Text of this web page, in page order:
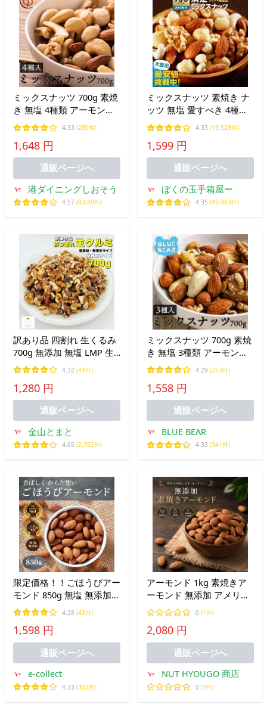
ミックスナッツ 700g 素焼
き 無塩 4種類 アーモンド
カシューナッツ クルミ マ
カダミアナッツ 食塩不使
用 ナッツ お中元 御中元
爆買
4.33 (280件)
1,648 円
通販ページへ
港ダイニングしおそう
4.57 (8,039件)
ミックスナッツ 素焼き ナ
ッツ 無塩 愛すべき 4種の
ナッツ 満足ミックスナッ
ツ 700g クルミ アーモンド
マカダミア 無添加 大容量
業務用 小分け ポイント利
4.33 (19,528件)
1,599 円
通販ページへ
ぼくの玉手箱屋ー
4.35 (49,983件)
訳あり品 四割れ 生くるみ
700g 無添加 無塩 LMP 生
だから栄養たっぷり。 製
菓やパンなどにも便利なサ
イズ もちろんそのままそ
のまま食べることもできま
4.32 (44件)
1,280 円
通販ページへ
金山とまと
4.65 (2,762件)
ミックスナッツ 700g 素焼
き 無塩 3種類 アーモンド
カシューナッツ クルミ 食
塩不使用 ナッツ お中元 御
中元 爆買
4.29 (263件)
1,558 円
通販ページへ
BLUE BEAR
4.33 (341件)
限定価格！！ごほうびアー
モンド 850g 無塩 無添加
USエクストラNo1 ノンパ
レル ナッツ ロースト 素焼
きアーモンド 大容量 ダイ
エット チャック付
4.28 (43件)
1,598 円
通販ページへ
e-collect
4.33 (302件)
アーモンド 1kg 素焼きア
ーモンド 無添加 アメリカ
産 高品質 アーモンド 大人
気 カリフォルニア産 素焼
きナッツ 新鮮 チャック付
き
0 (1件)
2,080 円
通販ページへ
NUT HYOUGO 商店
0 (1件)